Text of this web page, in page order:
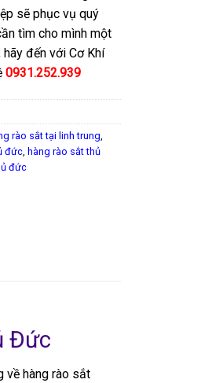
sẽ phục vụ quý
tìm cho mình một
đến với Cơ Khí
0931.252.939
rào sắt tại linh trung
đức hàng rào sắt thủ
đức
Đức
về hàng rào sắt